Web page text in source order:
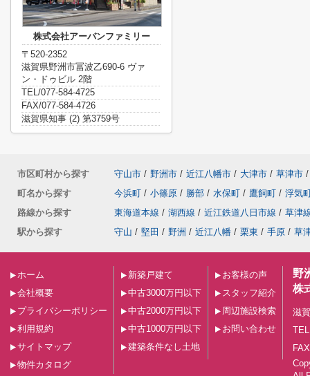
株式会社アーバンファミリー
〒520-2352
滋賀県野洲市冨波乙690-6 ヴァ
ン・ドゥビル 2階
TEL/077-584-4725
FAX/077-584-4726
滋賀県知事 (2) 第3759号
市区町村から探す 守山市 / 野洲市 / 近江八幡市 / 大津市 / 草津市 /
町名から探す
今浜町 / 小篠原 / 勝部 / 水保町 / 鷹飼町 / 浮気
路線から探す
東海道本線 / 湖西線 / 近江鉄道八日市線 / 草津
駅から探す
守山 / 堅田 / 野洲 / 近江八幡 / 栗東 / 手原 / 草
ホーム
会社概要
プライバシーポリシー
利用規約
サイトマップ
物件カタログ
新築戸建て
中古3000万円以下
中古2000万円以下
中古1000万円以下
建築条件なし土地
お客様の声
スタッフ紹介
周辺施設検索
お問い合わせ
野
株
滋